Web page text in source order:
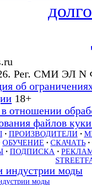
Рег. СМИ ЭЛ N
об
18+
отношении
файлов
· ПРОИЗВОДИТЕЛИ ·
ОБУЧЕНИЕ · СКАЧАТЬ ·
· ПОДПИСКА ·
индустрии моды